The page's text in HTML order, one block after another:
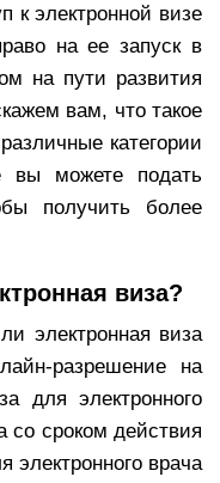
к электронной визе
на ее запуск в
на пути развития
вам, что такое
категории
вы можете подать
получить более
виза?
электронная виза
разрешение на
для электронного
со сроком действия
электронного врача